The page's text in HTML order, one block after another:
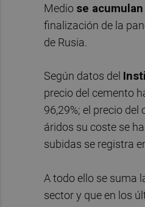
Medio se
finalización de la
de Rusia.
Según datos del
precio del cemento
96,29%; el precio
áridos su coste se
subidas se registra
A todo ello se suma
sector y que en los